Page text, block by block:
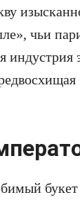
чьи
букет